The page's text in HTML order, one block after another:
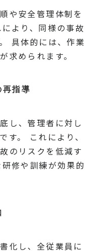
や安全管理体制を
より、同様の事故
具体的には、作業
求められます。
再指導
し、管理者に対し
す。 これにより、
のリスクを低減す
修や訓練が効果的
化し、全従業員に